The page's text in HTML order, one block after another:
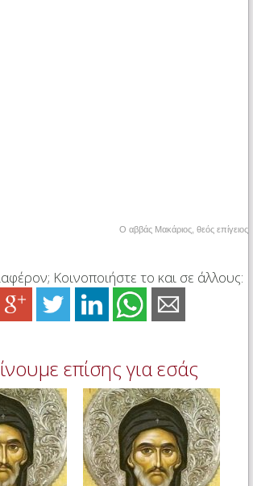
Ο αββάς Μακάριος, θεός επίγειος
Κοινοποιήστε το και σε άλλους:
επίσης για εσάς